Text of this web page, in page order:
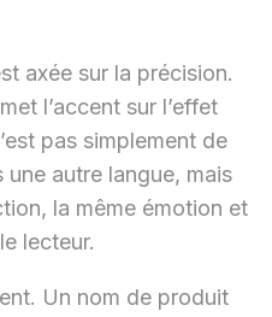
axée sur la précision.
l’accent sur l’effet
pas simplement de
autre langue, mais
la même émotion et
lecteur.
Un nom de produit